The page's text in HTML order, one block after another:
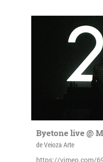
Byetone live @
de Veioza Arte
https://vimeo.com/